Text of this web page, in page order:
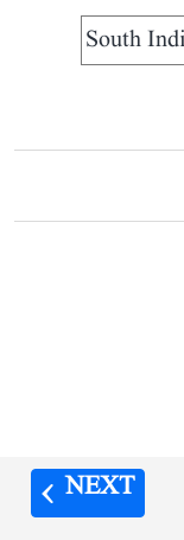
NEXT
South
NEXT